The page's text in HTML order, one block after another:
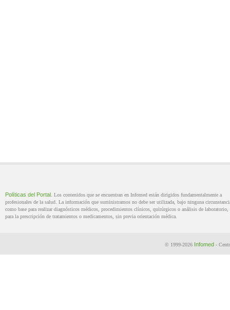
Políticas del Portal . Los contenidos que se encuentran en Infomed están dirigidos fundamentalmente a
profesionales de la salud. La información que suministramos no debe ser utilizada, bajo ninguna
como base para realizar diagnósticos médicos, procedimientos clínicos, quirúrgicos o análisis de laboratorio,
para la prescripción de tratamientos o medicamentos, sin previa orientación médica.
© 1999-2026 Infomed -